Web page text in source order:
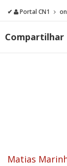
✔ Portal CN1 on
Compartilhar
Matias